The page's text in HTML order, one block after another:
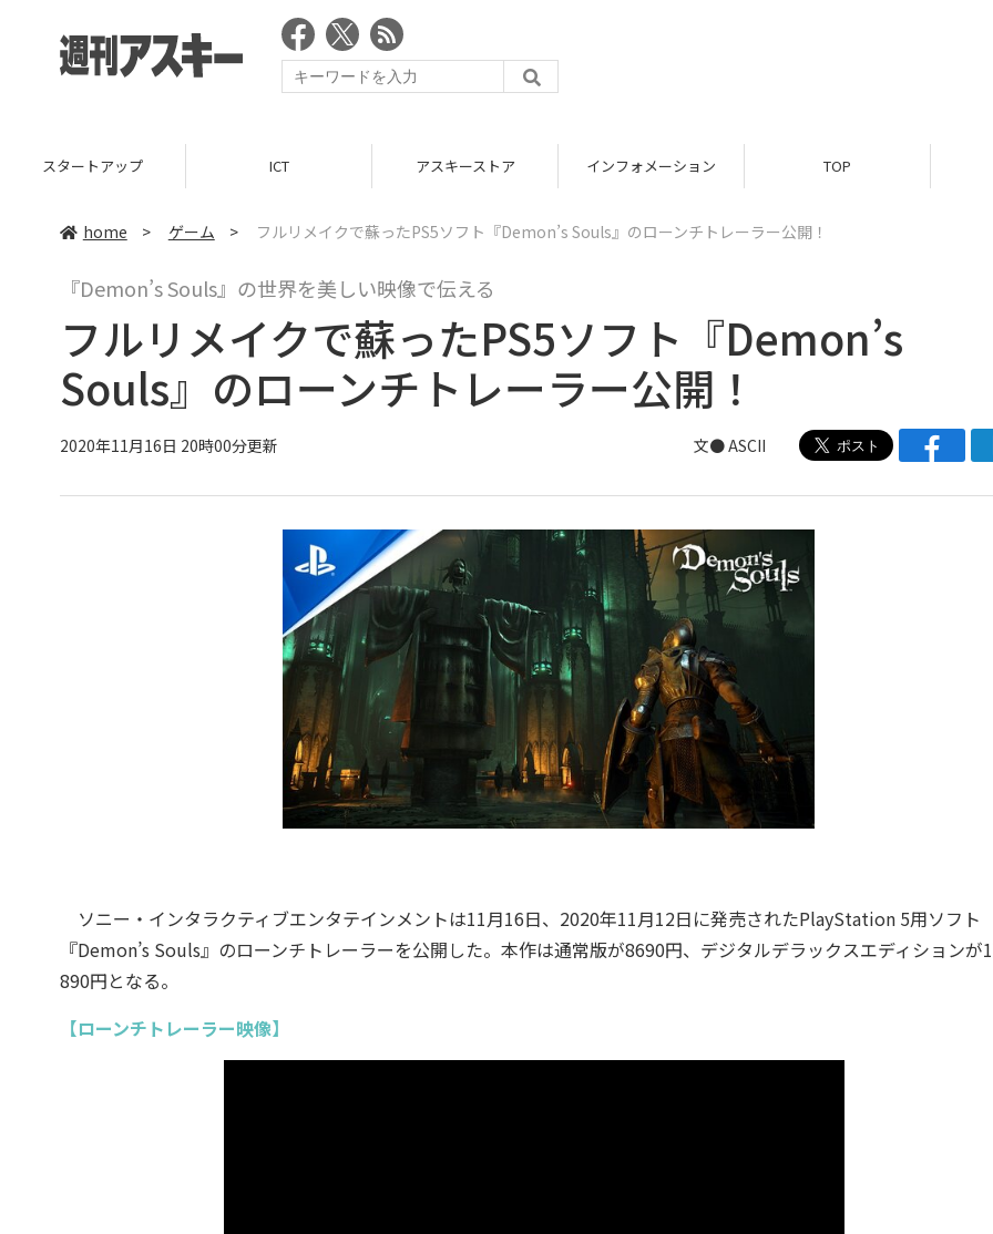
スタートアップ ICT アスキーストア インフォメーション TOP
home > ゲーム > フルリメイクで蘇ったPS5ソフト『Demon’s Souls』のローンチトレーラー公開！
『Demon’s Souls』の世界を美しい映像で伝える
フルリメイクで蘇ったPS5ソフト『Demon’s
Souls』のローンチトレーラー公開！
2020年11月16日 20時00分更新 文● ASCII
ソニー・インタラクティブエンタテインメントは11月16日、2020年11月12日に発売されたPlayStation 5用ソフト
『Demon’s Souls』のローンチトレーラーを公開した。本作は通常版が8690円、デジタルデラックスエディションが
890円となる。
【ローンチトレーラー映像】